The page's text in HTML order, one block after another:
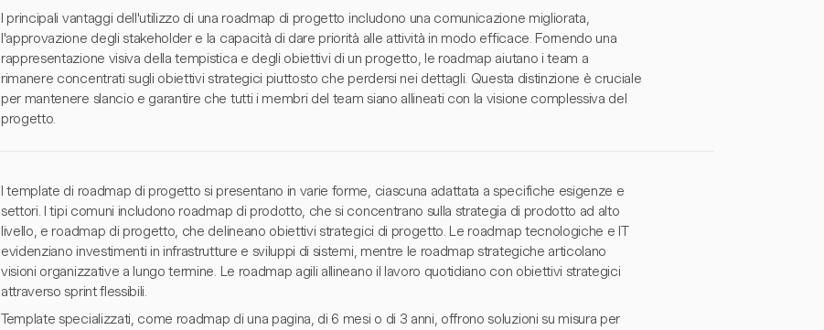
I principali vantaggi dell'utilizzo di una roadmap di progetto includono una comunicazione migliorata,
l'approvazione degli stakeholder e la capacità di dare priorità alle attività in modo efficace. Fornendo una
rappresentazione visiva della tempistica e degli obiettivi di un progetto, le roadmap aiutano i team a
rimanere concentrati sugli obiettivi strategici piuttosto che perdersi nei dettagli. Questa distinzione è cruciale
per mantenere slancio e garantire che tutti i membri del team siano allineati con la visione complessiva del
progetto.
I template di roadmap di progetto si presentano in varie forme, ciascuna adattata a specifiche esigenze e
settori. I tipi comuni includono roadmap di prodotto, che si concentrano sulla strategia di prodotto ad alto
livello, e roadmap di progetto, che delineano obiettivi strategici di progetto. Le roadmap tecnologiche e IT
evidenziano investimenti in infrastrutture e sviluppi di sistemi, mentre le roadmap strategiche articolano
visioni organizzative a lungo termine. Le roadmap agili allineano il lavoro quotidiano con obiettivi strategici
attraverso sprint flessibili.
Template specializzati, come roadmap di una pagina, di 6 mesi o di 3 anni, offrono soluzioni su misura per